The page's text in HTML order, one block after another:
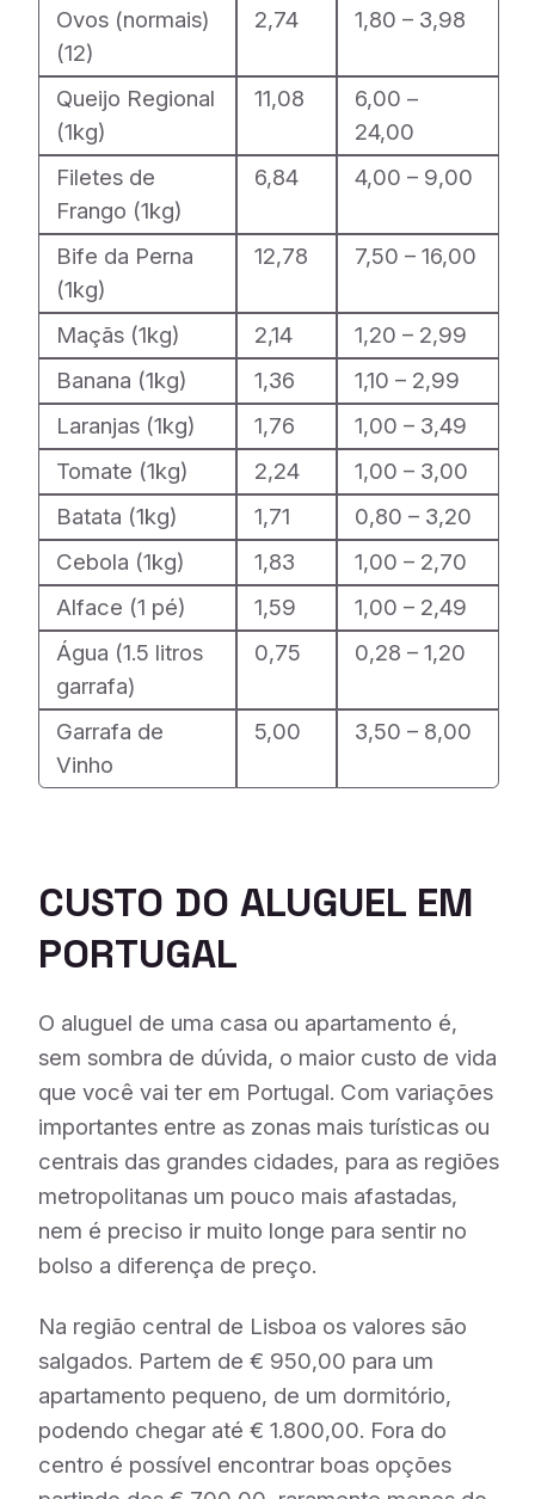
Ovos (normais)
(12)
2,74 1,80 – 3,98
Queijo Regional
(1kg)
11,08
6,00 –
24,00
Filetes de
Frango (1kg)
6,84 4,00 – 9,00
Bife da Perna
(1kg)
12,78 7,50 – 16,00
Maçãs (1kg) 2,14
1,20 – 2,99
Banana (1kg)
1,36
1,10 – 2,99
Laranjas (1kg)
1,76
1,00 – 3,49
Tomate (1kg)
2,24
1,00 – 3,00
Batata (1kg)
1,71
0,80 – 3,20
Cebola (1kg)
1,83
1,00 – 2,70
Alface (1 pé)
1,59
1,00 – 2,49
Água (1.5 litros
garrafa)
0,75 0,28 – 1,20
Garrafa de
Vinho
5,00 3,50 – 8,00
CUSTO DO ALUGUEL EM
PORTUGAL
O aluguel de uma casa ou apartamento é,
sem sombra de dúvida, o maior custo de vida
que você vai ter em Portugal. Com variações
importantes entre as zonas mais turísticas ou
centrais das grandes cidades, para as regiões
metropolitanas um pouco mais afastadas,
nem é preciso ir muito longe para sentir no
bolso a diferença de preço.
Na região central de Lisboa os valores são
salgados. Partem de € 950,00 para um
apartamento pequeno, de um dormitório,
podendo chegar até € 1.800,00. Fora do
centro é possível encontrar boas opções